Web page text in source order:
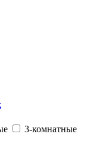
3-комнатные